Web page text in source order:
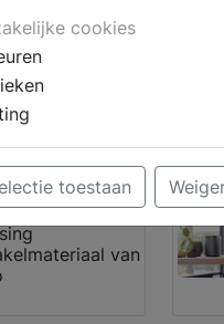
| Moswens
van
cookies
toestaan